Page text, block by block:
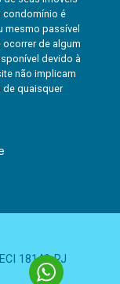
condomínio é
mesmo passível
de algum
devido à
não implicam
de quaisquer
18149-PJ